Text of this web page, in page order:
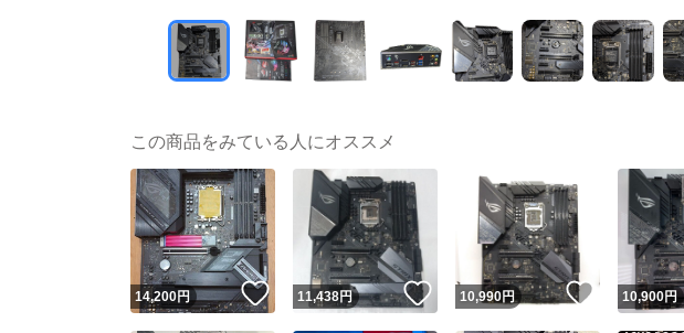
この商品をみている人にオススメ
14,200円 いいね！
11,438円 いいね！
10,990円 いいね！
10,900円